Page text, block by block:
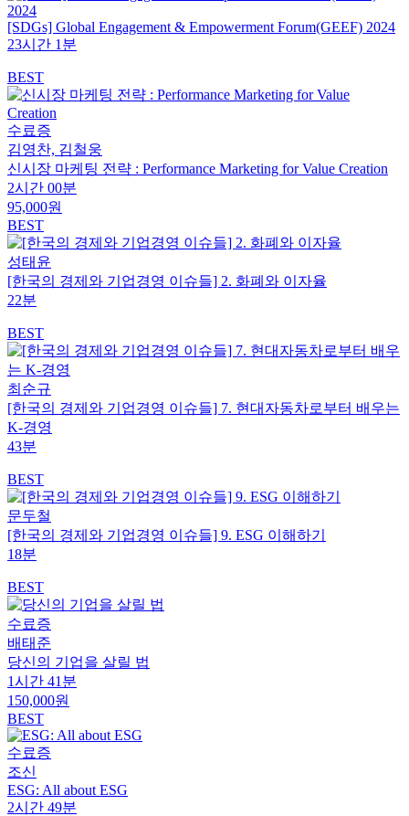
[SDGs] Global Engagement & Empowerment Forum(GEEF) 2024
23시간 1분
BEST
수료증
김영찬, 김철웅
신시장 마케팅 전략 : Performance Marketing for Value Creation
2시간 00분
95,000원
BEST
성태윤
[한국의 경제와 기업경영 이슈들] 2. 화폐와 이자율
22분
BEST
최순규
[한국의 경제와 기업경영 이슈들] 7. 현대자동차로부터 배우는
K-경영
43분
BEST
문두철
[한국의 경제와 기업경영 이슈들] 9. ESG 이해하기
18분
BEST
수료증
배태준
당신의 기업을 살릴 법
1시간 41분
150,000원
BEST
수료증
조신
ESG: All about ESG
2시간 49분